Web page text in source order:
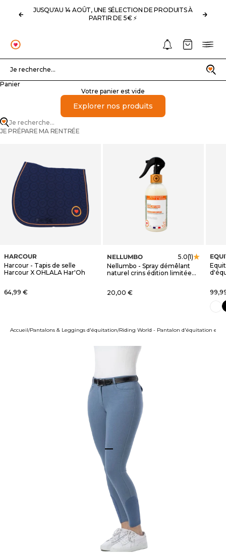
Précédent
JUSQU'AU 14 AOÛT, UNE SÉLECTION DE PRODUITS À
PARTIR DE 5€ ⚡️
OHLALA
Recherche
Je recherche...
Notifications
Panier
Panier
Votre panier est vide
Explorer nos produits
Je recherche...
JE PRÉPARE MA RENTRÉE
HARCOUR
Harcour - Tapis de selle
Harcour X OHLALA Har'Oh
Prix de vente
64,99 €
NELLUMBO 5.0(1)
Nellumbo - Spray démêlant
naturel crins édition limitée
Prix de vente
20,00 €
Prix
blanc
Accueil Pantalons & Leggings d'équitation Riding World - Pantalon d'équitation
Aller à l'élément 1
Aller à l'élément 2
Aller à l'élément 3